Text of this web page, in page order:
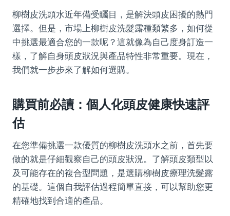
柳樹皮洗頭水近年備受矚目，是解決頭皮困擾的熱門
選擇。但是，市場上柳樹皮洗髮露種類繁多，如何從
中挑選最適合您的一款呢？這就像為自己度身訂造一
樣，了解自身頭皮狀況與產品特性非常重要。現在，
我們就一步步來了解如何選購。
購買前必讀：個人化頭皮健康快速評
估
在您準備挑選一款優質的柳樹皮洗頭水之前，首先要
做的就是仔細觀察自己的頭皮狀況。了解頭皮類型以
及可能存在的複合型問題，是選購柳樹皮療理洗髮露
的基礎。這個自我評估過程簡單直接，可以幫助您更
精確地找到合適的產品。